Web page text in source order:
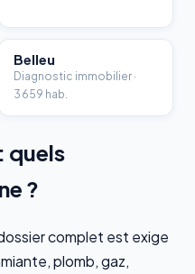
Belleu
Diagnostic immobilier ·
3 659 hab.
quels
?
complet est exige
plomb, gaz,